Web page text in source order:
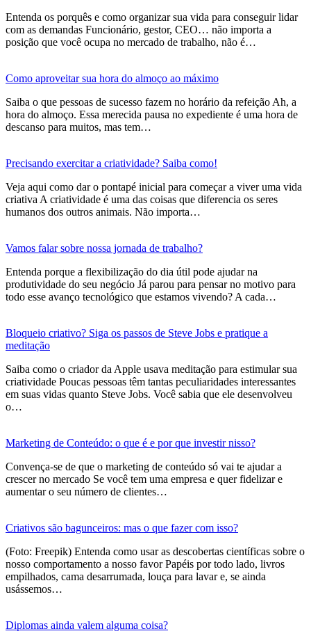
Entenda os porquês e como organizar sua vida para conseguir lidar
com as demandas Funcionário, gestor, CEO… não importa a
posição que você ocupa no mercado de trabalho, não é…
Como aproveitar sua hora do almoço ao máximo
Saiba o que pessoas de sucesso fazem no horário da refeição Ah, a
hora do almoço. Essa merecida pausa no expediente é uma hora de
descanso para muitos, mas tem…
Precisando exercitar a criatividade? Saiba como!
Veja aqui como dar o pontapé inicial para começar a viver uma vida
criativa A criatividade é uma das coisas que diferencia os seres
humanos dos outros animais. Não importa…
Vamos falar sobre nossa jornada de trabalho?
Entenda porque a flexibilização do dia útil pode ajudar na
produtividade do seu negócio Já parou para pensar no motivo para
todo esse avanço tecnológico que estamos vivendo? A cada…
Bloqueio criativo? Siga os passos de Steve Jobs e pratique a
meditação
Saiba como o criador da Apple usava meditação para estimular sua
criatividade Poucas pessoas têm tantas peculiaridades interessantes
em suas vidas quanto Steve Jobs. Você sabia que ele desenvolveu
o…
Marketing de Conteúdo: o que é e por que investir nisso?
Convença-se de que o marketing de conteúdo só vai te ajudar a
crescer no mercado Se você tem uma empresa e quer fidelizar e
aumentar o seu número de clientes…
Criativos são bagunceiros: mas o que fazer com isso?
(Foto: Freepik) Entenda como usar as descobertas científicas sobre o
nosso comportamento a nosso favor Papéis por todo lado, livros
empilhados, cama desarrumada, louça para lavar e, se ainda
usássemos…
Diplomas ainda valem alguma coisa?